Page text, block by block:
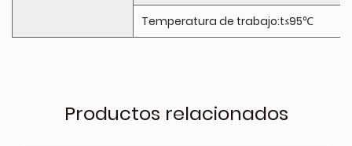
Temperatura de trabajo:t≤95℃
Productos relacionados